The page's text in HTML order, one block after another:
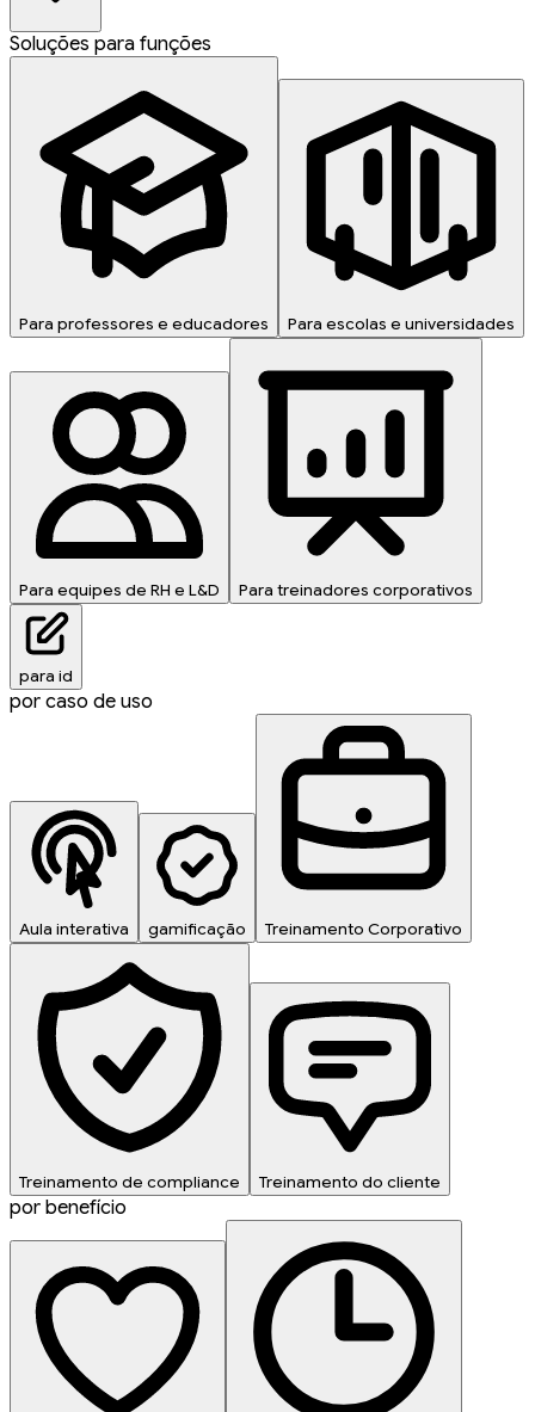
Soluções para funções
Para professores e educadores Para escolas e universidades
Para equipes de RH e L&D Para treinadores corporativos
para id
por caso de uso
Aula interativa gamificação Treinamento Corporativo
Treinamento de compliance Treinamento do cliente
por benefício